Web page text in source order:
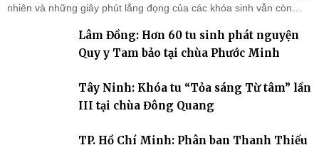
nhiên và những giây phút lắng đọng của các khóa sinh vẫn còn
Tháp). Những tuần tu học ngắn ngủi nhưng đã trở thành hành
trang quý báu, gieo những hạt giống thiện l
Lâm Đồng: Hơn 60 tu sinh phát nguyện
Quy y Tam bảo tại chùa Phước Minh
Tây Ninh: Khóa tu “Tỏa sáng Từ tâm” lần
III tại chùa Đông Quang
TP. Hồ Chí Minh: Phân ban Thanh Thiếu